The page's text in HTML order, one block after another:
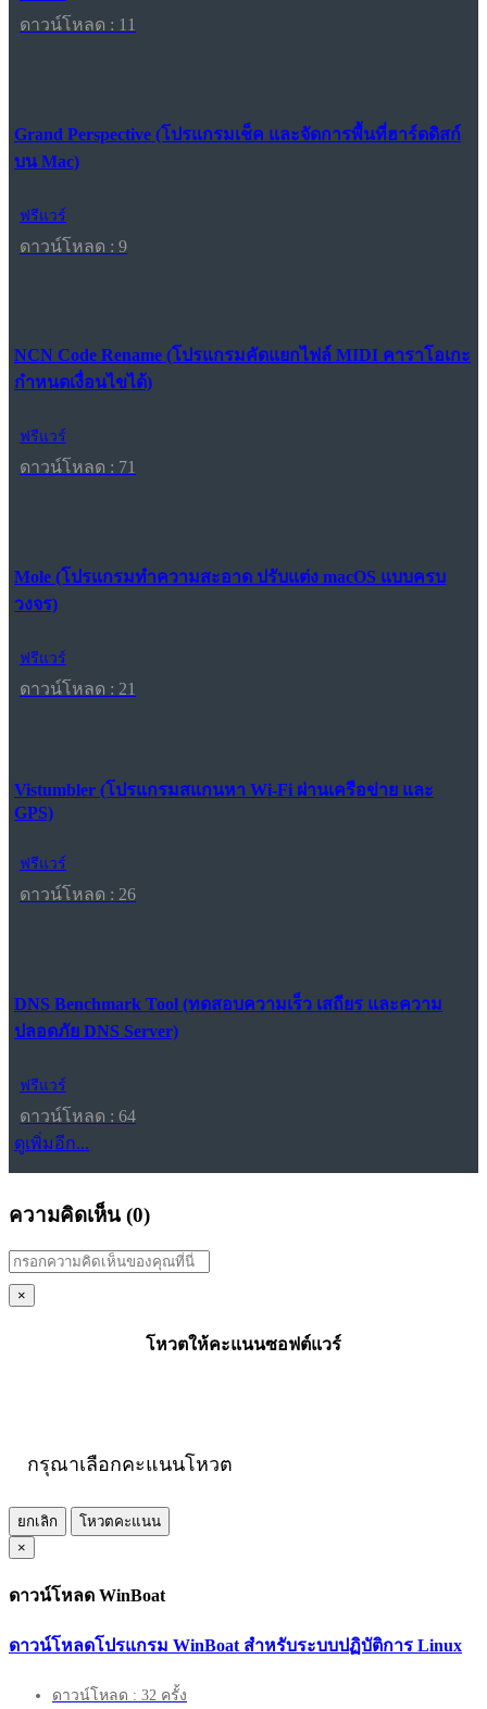
ดาวน์โหลด : 11
Grand Perspective (โปรแกรมเช็ค และจัดการพื้นที่ฮาร์ดดิสก์
บน Mac)
ฟรีแวร์
ดาวน์โหลด : 9
NCN Code Rename (โปรแกรมคัดแยกไฟล์ MIDI คาราโอเกะ
กำหนดเงื่อนไขได้)
ฟรีแวร์
ดาวน์โหลด : 71
Mole (โปรแกรมทำความสะอาด ปรับแต่ง macOS แบบครบ
วงจร)
ฟรีแวร์
ดาวน์โหลด : 21
Vistumbler (โปรแกรมสแกนหา Wi-Fi ผ่านเครือข่าย และ
GPS)
ฟรีแวร์
ดาวน์โหลด : 26
DNS Benchmark Tool (ทดสอบความเร็ว เสถียร และความ
ปลอดภัย DNS Server)
ฟรีแวร์
ดาวน์โหลด : 64
ดูเพิ่มอีก...
ความคิดเห็น (0)
×
โหวตให้คะแนนซอฟต์แวร์
กรุณาเลือกคะแนนโหวต
ยกเลิก
โหวตคะแนน
×
ดาวน์โหลด WinBoat
ดาวน์โหลดโปรแกรม WinBoat สำหรับระบบปฏิบัติการ Linux
ดาวน์โหลด : 32 ครั้ง